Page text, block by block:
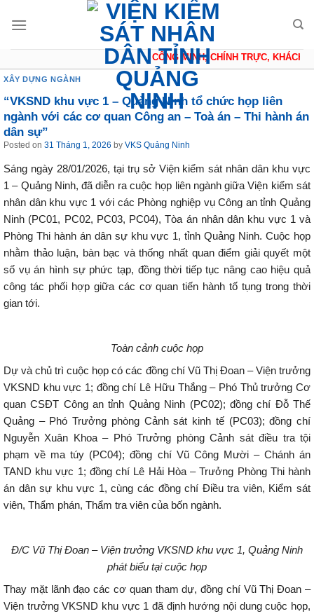
CÔNG MINH, CHÍNH TRỰC, KHÁCH
XÂY DỰNG NGÀNH
“VKSND khu vực 1 – Quảng Ninh tổ chức họp liên
ngành với các cơ quan Công an – Toà án – Thi hành án
dân sự”
Posted on 31 Tháng 1, 2026 by VKS Quảng Ninh
Sáng ngày 28/01/2026, tại trụ sở Viện kiểm sát nhân dân khu vực
1 – Quảng Ninh, đã diễn ra cuộc họp liên ngành giữa Viện kiểm sát
nhân dân khu vực 1 với các Phòng nghiệp vụ Công an tỉnh Quảng
Ninh (PC01, PC02, PC03, PC04), Tòa án nhân dân khu vực 1 và
Phòng Thi hành án dân sự khu vực 1, tỉnh Quảng Ninh. Cuộc họp
nhằm thảo luận, bàn bạc và thống nhất quan điểm giải quyết một
số vụ án hình sự phức tạp, đồng thời tiếp tục nâng cao hiệu quả
công tác phối hợp giữa các cơ quan tiến hành tố tụng trong thời
gian tới.
Toàn cảnh cuộc họp
Dự và chủ trì cuộc họp có các đồng chí Vũ Thị Đoan – Viện trưởng
VKSND khu vực 1; đồng chí Lê Hữu Thắng – Phó Thủ trưởng Cơ
quan CSĐT Công an tỉnh Quảng Ninh (PC02); đồng chí Đỗ Thế
Quảng – Phó Trưởng phòng Cảnh sát kinh tế (PC03); đồng chí
Nguyễn Xuân Khoa – Phó Trưởng phòng Cảnh sát điều tra tội
phạm về ma túy (PC04); đồng chí Vũ Công Mười – Chánh án
TAND khu vực 1; đồng chí Lê Hải Hòa – Trưởng Phòng Thi hành
án dân sự khu vực 1, cùng các đồng chí Điều tra viên, Kiểm sát
viên, Thẩm phán, Thẩm tra viên của bốn ngành.
Đ/C Vũ Thị Đoan – Viện trưởng VKSND khu vực 1, Quảng Ninh
phát biểu tại cuộc họp
Thay mặt lãnh đạo các cơ quan tham dự, đồng chí Vũ Thị Đoan –
Viện trưởng VKSND khu vực 1 đã định hướng nội dung cuộc họp,